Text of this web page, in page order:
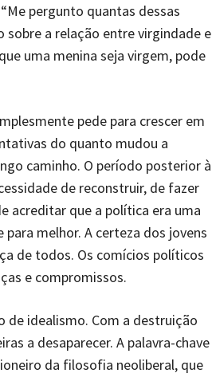
pergunto quantas dessas
sobre a relação entre virgindade e
uma menina seja virgem, pode
pede para crescer em
do quanto mudou a
caminho. O período posterior à
de reconstruir, de fazer
acreditar que a política era uma
melhor. A certeza dos jovens
de todos. Os comícios políticos
e compromissos.
de idealismo. Com a destruição
a desaparecer. A palavra-chave
da filosofia neoliberal, que